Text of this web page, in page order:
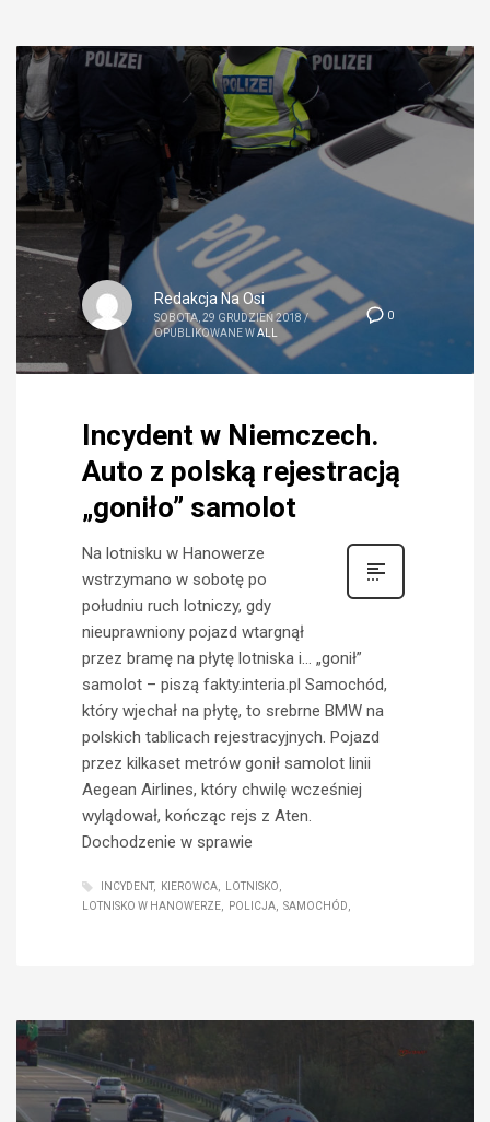
0
Redakcja Na Osi
SOBOTA, 29 GRUDZIEŃ 2018 /
OPUBLIKOWANE WALL
Incydent w Niemczech.
Auto z polską rejestracją
„goniło” samolot
Na lotnisku w Hanowerze
wstrzymano w sobotę po
południu ruch lotniczy, gdy
nieuprawniony pojazd wtargnął
przez bramę na płytę lotniska i… „gonił”
samolot – piszą fakty.interia.pl Samochód,
który wjechał na płytę, to srebrne BMW na
polskich tablicach rejestracyjnych. Pojazd
przez kilkaset metrów gonił samolot linii
Aegean Airlines, który chwilę wcześniej
wylądował, kończąc rejs z Aten.
Dochodzenie w sprawie
INCYDENT KIEROWCA
LOTNISKO
LOTNISKO W HANOWERZE
POLICJA SAMOCHÓD